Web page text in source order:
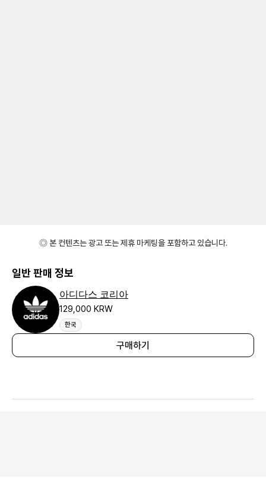
◎ 본 컨텐츠는 광고 또는 제휴 마케팅을 포함하고 있습니다.
일반 판매 정보
아디다스 코리아
129,000 KRW
한국
구매하기